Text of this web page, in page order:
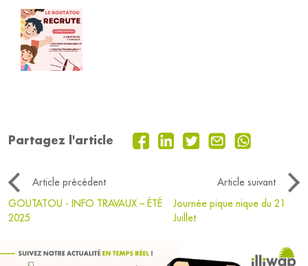
Partagez l'article
Article précédent
Article suivant
GOUTATOU - INFO TRAVAUX – ÉTÉ
2025
Journée pique nique du 21
Juillet